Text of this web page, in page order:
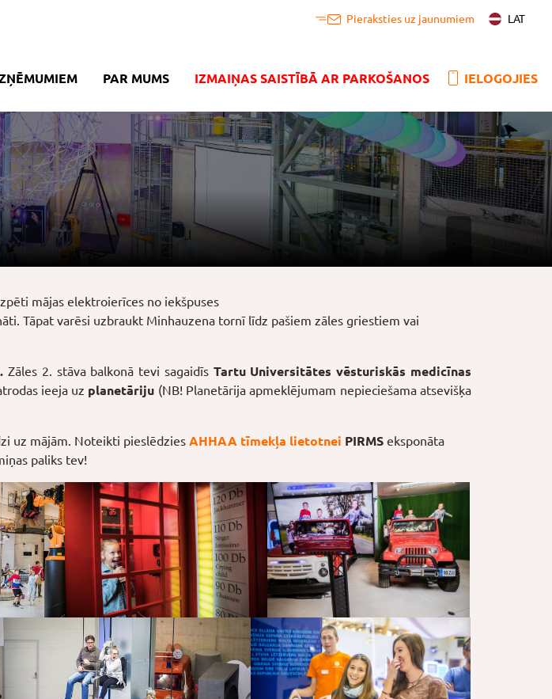
Pieraksties uz jaunumiem LAT
PAR MUMS IZMAIŅAS SAISTĪBĀ AR PARKOŠANOS IELOGOJIES
mājas elektroierīces no iekšpuses
Tāpat varēsi uzbraukt Minhauzena tornī līdz pašiem zāles griestiem vai
Zāles 2. stāva balkonā tevi sagaidīs Tartu Universitātes vēsturiskās medicīnas
ieeja uz planetāriju (NB! Planetārija apmeklējumam nepieciešama atsevišķa
uz mājām. Noteikti pieslēdzies AHHAA tīmekļa lietotnei PIRMS eksponāta
paliks tev!